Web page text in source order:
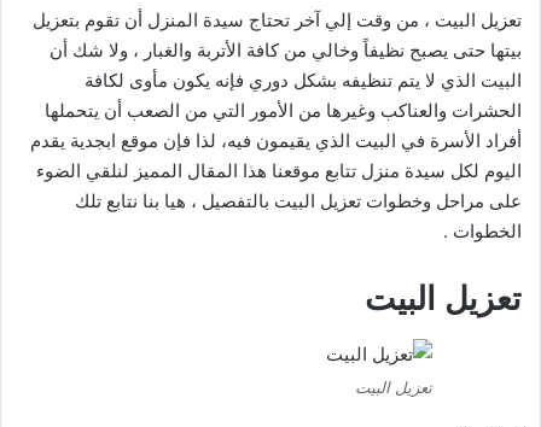
تعزيل البيت ، من وقت إلي آخر تحتاج سيدة المنزل أن تقوم بتعزيل
بيتها حتى يصبح نظيفاً وخالي من كافة الأتربة والغبار ، ولا شك أن
البيت الذي لا يتم تنظيفه بشكل دوري فإنه يكون مأوى لكافة
الحشرات والعناكب وغيرها من الأمور التي من الصعب أن يتحملها
أفراد الأسرة في البيت الذي يقيمون فيه، لذا فإن موقع ابجدية يقدم
اليوم لكل سيدة منزل تتابع موقعنا هذا المقال المميز لنلقي الضوء
على مراحل وخطوات تعزيل البيت بالتفصيل ، هيا بنا نتابع تلك
الخطوات .
تعزيل البيت
تعزيل البيت